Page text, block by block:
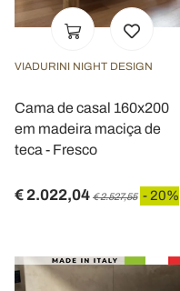
VIADURINI NIGHT DESIGN
Cama de casal 160x200
em madeira maciça de
teca - Fresco
€ 2.022,04 € 2.527,55 - 20%